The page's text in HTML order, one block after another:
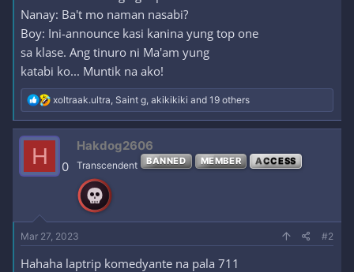
Nanay: Ba't mo naman nasabi?
Boy: Ini-announce kasi kanina yung top one
sa klase. Ang tinuro ni Ma'am yung
katabi ko... Muntik na ako!
R
e
a
c
o
xoltraak.ultra, Saint g, akikikiki and 19 others
H 0
Hakdog2606
Transcendent BANNED MEMBER ACCESS
Mar 27, 2023 #2
Hahaha laptrip komedyante na pala 711